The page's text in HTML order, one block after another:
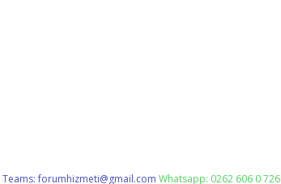
Teams:forumhizmeti@gmail.com Whatsapp: 0262 606 0 726